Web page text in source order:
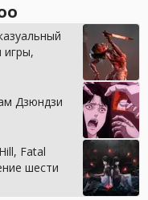
игры,
Дзюндзи
Fatal
шести